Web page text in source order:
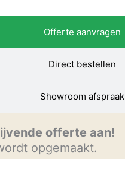
Offerte aanvragen
Direct bestellen
Showroom afspraak
offerte aan!
opgemaakt.